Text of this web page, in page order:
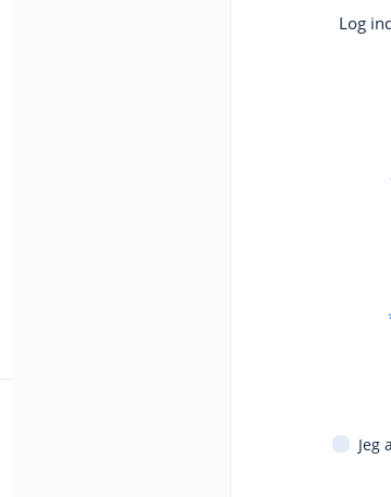
Log
Jeg